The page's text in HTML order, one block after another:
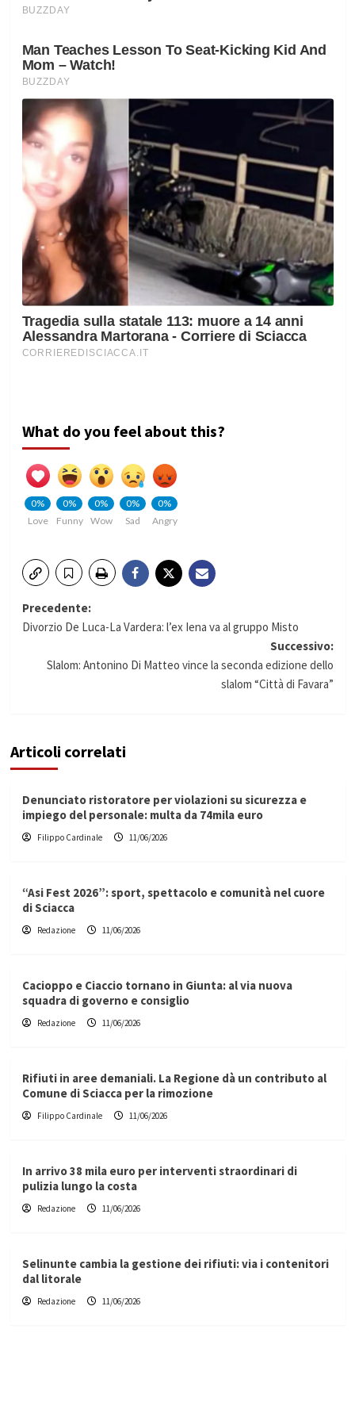
What do you feel about this?
0%
Love
0%
Funny
0%
Wow
0%
Sad
0%
Angry
Navigazione
Precedente:
Divorzio De Luca-La Vardera: l’ex Iena va al gruppo Misto
Successivo:
Slalom: Antonino Di Matteo vince la seconda edizione dello
slalom “Città di Favara”
Articoli correlati
Denunciato ristoratore per violazioni su sicurezza e
impiego del personale: multa da 74mila euro
Filippo Cardinale 11/06/2026
“Asi Fest 2026”: sport, spettacolo e comunità nel cuore
di Sciacca
Redazione 11/06/2026
Cacioppo e Ciaccio tornano in Giunta: al via nuova
squadra di governo e consiglio
Redazione 11/06/2026
Rifiuti in aree demaniali. La Regione dà un contributo al
Comune di Sciacca per la rimozione
Filippo Cardinale 11/06/2026
In arrivo 38 mila euro per interventi straordinari di
pulizia lungo la costa
Redazione 11/06/2026
Selinunte cambia la gestione dei rifiuti: via i contenitori
dal litorale
Redazione 11/06/2026